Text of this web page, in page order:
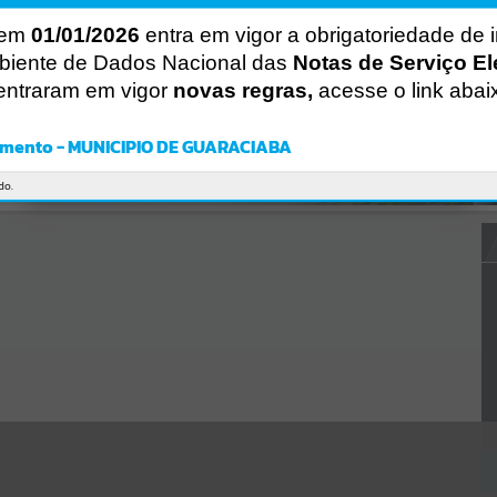
01/01/2026 entra em vigor a obrigatoriedade de
de Dados Nacional das Notas de Serviço
em vigor novas regras, acesse o link
- MUNICIPIO DE GUARACIABA
CÓDIGO DA MENSAGEM: EST-000040
Ocorreu um erro de script:
Uncaught SyntaxError: Unexpected token '('
https://guaraciaba.atende.net/cidadao/pagina/static/bundle/wpo_in
dex_2_base_l2_portal_editores_sync_d9fb77cfd5741fafc9972edc7a6
Verificar Mais Detalhes